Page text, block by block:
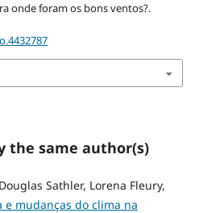
onde foram os bons ventos?.
the same author(s)
Sathler, Lorena Fleury,
mudanças do clima na